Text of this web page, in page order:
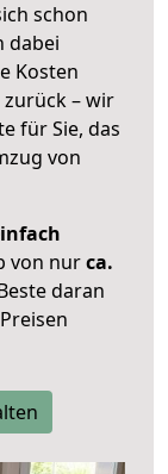
schon
dabei
Kosten
zurück – wir
für Sie, das
von
von nurca.
daran